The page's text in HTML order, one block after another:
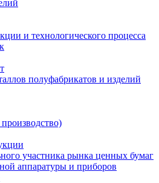
и технологического процесса
полуфабрикатов и изделий
участника рынка ценных бумаг
аппаратуры и приборов